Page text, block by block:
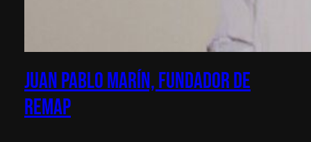
Juan Pablo Marín, fundador de
REMAP